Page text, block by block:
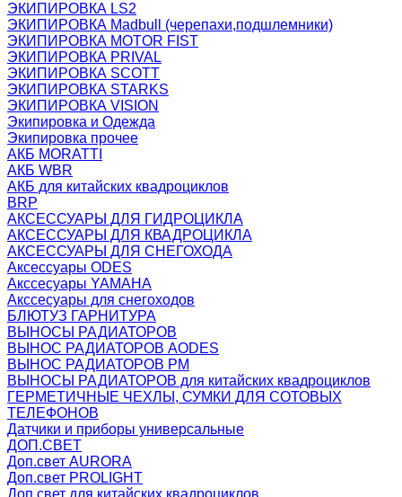
ЭКИПИРОВКА LS2
ЭКИПИРОВКА Madbull (черепахи,подшлемники)
ЭКИПИРОВКА MOTOR FIST
ЭКИПИРОВКА PRIVAL
ЭКИПИРОВКА SCOTT
ЭКИПИРОВКА STARKS
ЭКИПИРОВКА VISION
Экипировка и Одежда
Экипировка прочее
АКБ MORATTI
АКБ WBR
АКБ для китайских квадроциклов
BRP
АКСЕССУАРЫ ДЛЯ ГИДРОЦИКЛА
АКСЕССУАРЫ ДЛЯ КВАДРОЦИКЛА
АКСЕССУАРЫ ДЛЯ СНЕГОХОДА
Аксессуары ODES
Акссесуары YAMAHA
Акссесуары для снегоходов
БЛЮТУЗ ГАРНИТУРА
ВЫНОСЫ РАДИАТОРОВ
ВЫНОС РАДИАТОРОВ AODES
ВЫНОС РАДИАТОРОВ РМ
ВЫНОСЫ РАДИАТОРОВ для китайских квадроциклов
ГЕРМЕТИЧНЫЕ ЧЕХЛЫ, СУМКИ ДЛЯ СОТОВЫХ
ТЕЛЕФОНОВ
Датчики и приборы универсальные
ДОП.СВЕТ
Доп.свет AURORA
Доп.свет PROLIGHT
Доп.свет для китайских квадроциклов